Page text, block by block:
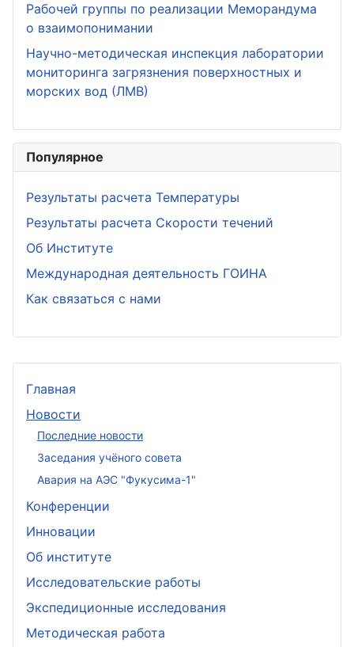
Главная
Новости
Последние новости
Заседания учёного совета
Авария на АЭС "Фукусима-1"
Конференции
Инновации
Об институте
Исследовательские работы
Экспедиционные исследования
Методическая работа
Рабочей группы по реализации Меморандума
о взаимопонимании
Научно-методическая инспекция лаборатории
мониторинга загрязнения поверхностных и
морских вод (ЛМВ)
Популярное
Результаты расчета Температуры
Результаты расчета Скорости течений
Об Институте
Международная деятельность ГОИНА
Как связаться с нами